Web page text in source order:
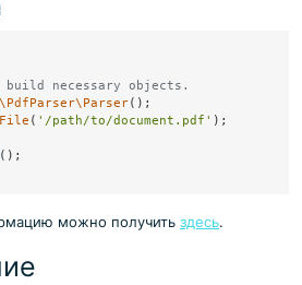
necessary objects.
( '/path/to/document.pdf' );
можно получить здесь.